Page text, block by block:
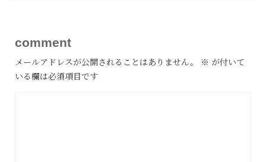
comment
メールアドレスが公開されることはありません。 ※ が付いて
いる欄は必須項目です